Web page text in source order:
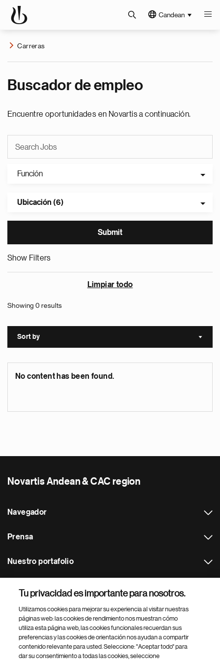
Candean
Carreras
Buscador de empleo
Encuentre oportunidades en Novartis a continuación.
Función
Ubicación (6)
Show Filters
Limpiar todo
Showing 0 results
Sort by Sort
No content has been found.
Novartis Andean & CAC region
Navegador
Prensa
Nuestro portafolio
Footer Site Search
Tu privacidad es importante para nosotros.
Utilizamos cookies para mejorar su experiencia al visitar nuestras
páginas web: las cookies de rendimiento nos muestran cómo
utiliza esta página web, las cookies funcionales recuerdan sus
preferencias y las cookies de orientación nos ayudan a compartir
contenido relevante para usted. Seleccione: "Aceptar todo" para
dar su consentimiento a todas las cookies, seleccione